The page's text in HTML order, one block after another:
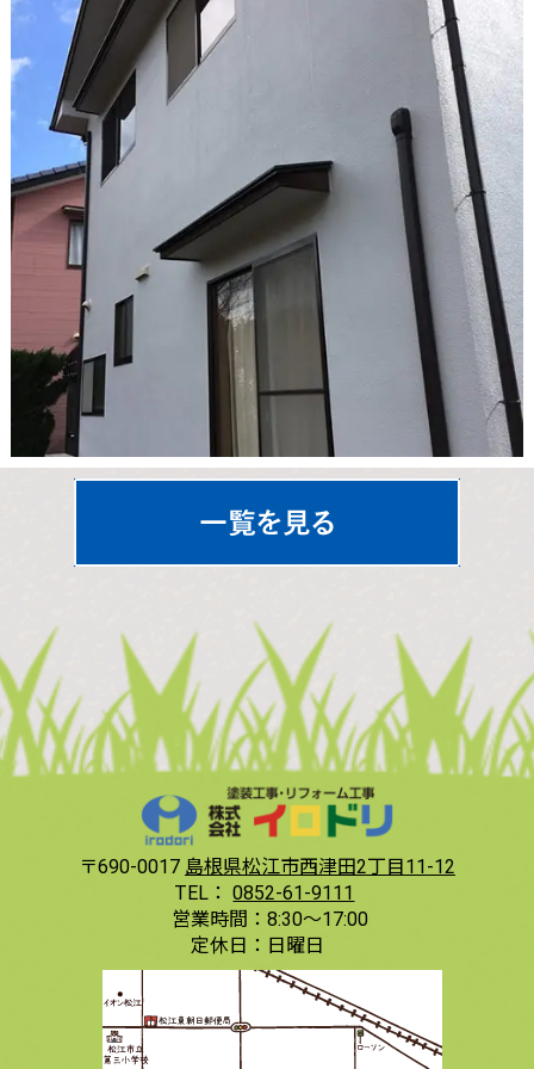
〒690-0017 島根県松江市西津田2丁目11-12
TEL： 0852-61-9111
営業時間： 8:30〜17:00
定休日： 日曜日